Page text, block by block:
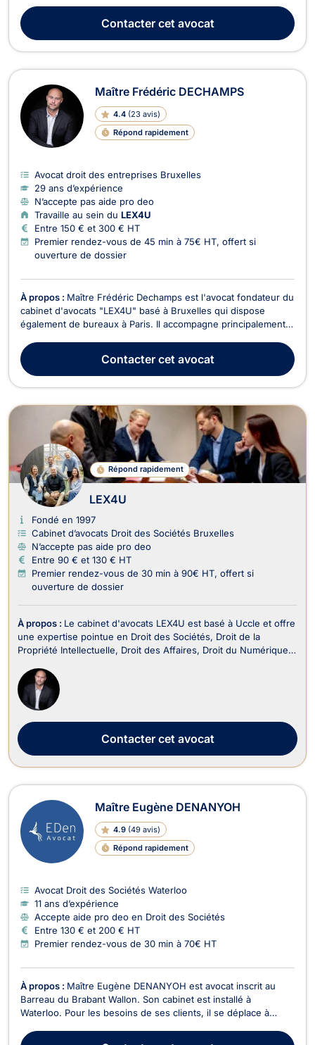
entrepreneurs, startups, PME et consommateurs — dans la
sécurisation juridique de leurs projets et la gest...
Contactercet avocat
Maître Frédéric DECHAMPS
4.4 (23 avis)
Répond rapidement
Avocat droit des entreprises Bruxelles
29 ans d’expérience
N’accepte pas aide pro deo
Travaille au sein du LEX4U
Entre 150 € et 300 € HT
Premier rendez-vous de 45 min à 75€ HT, offert si
ouverture de dossier
À propos : Maître Frédéric Dechamps est l'avocat fondateur du
cabinet d'avocats "LEX4U" basé à Bruxelles qui dispose
également de bureaux à Paris. Il accompagne principalement
réglementées et acteurs de l’immobilier dans leurs enjeux
juridiques, contractuels et stratégiques. Son approc...
Contactercet avocat
Répond rapidement
LEX4U
Fondé en 1997
Cabinet d’avocats Droit des Sociétés Bruxelles
N’accepte pas aide pro deo
Entre 90 € et 130 € HT
Premier rendez-vous de 30 min à 90€ HT, offert si
ouverture de dossier
À propos : Le cabinet d'avocats LEX4U est basé à Uccle et offre
une expertise pointue en Droit des Sociétés, Droit de la
Propriété Intellectuelle, Droit des Affaires, Droit du Numérique
Recouvrement de créance. LEX4U s'engage à fournir des
conseils juridiques fiables et profes...
Contactercet avocat
Maître Eugène DENANYOH
4.9 (49 avis)
Répond rapidement
Avocat Droit des Sociétés Waterloo
11 ans d’expérience
Accepte aide pro deo en Droit des Sociétés
Entre 130 € et 200 € HT
Premier rendez-vous de 30 min à 70€ HT
À propos : Maître Eugène DENANYOH est avocat inscrit au
Barreau du Brabant Wallon. Son cabinet est installé à
Waterloo. Pour les besoins de ses clients, il se déplace à
du Royaume. Maître Eugène DENANYOH intervient en droit de